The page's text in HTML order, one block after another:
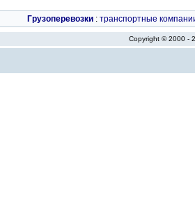
Грузоперевозки : транспортные
Copyright © 2000 -